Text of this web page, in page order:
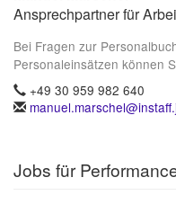
Ansprechpartner für
Bei Fragen zur
Personaleinsätzen können
+49 30 959 982 640
Jobs für